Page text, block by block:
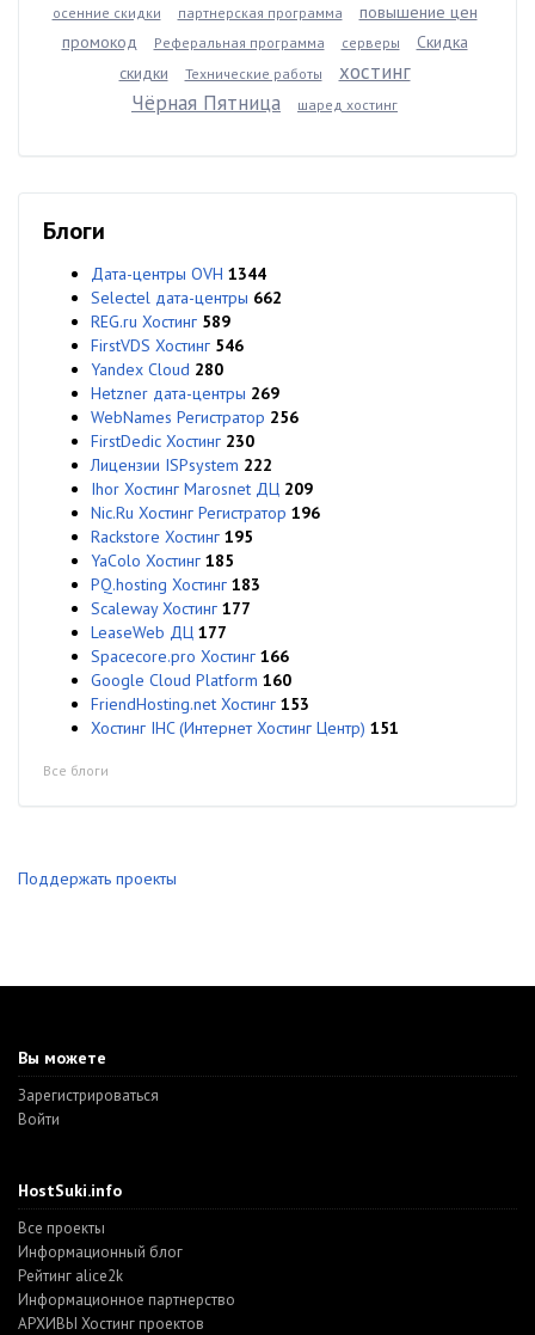
осенние скидки партнерская программа
повышение цен
промокод
Реферальная программа серверы
Скидка
скидки
Технические работы
хостинг
Чёрная Пятница
шаред хостинг
Блоги
Дата-центры OVH 1344
Selectel дата-центры 662
REG.ru Хостинг 589
FirstVDS Хостинг 546
Yandex Cloud 280
Hetzner дата-центры 269
WebNames Регистратор 256
FirstDedic Хостинг 230
Лицензии ISPsystem 222
Ihor Хостинг Marosnet ДЦ 209
Nic.Ru Хостинг Регистратор 196
Rackstore Хостинг 195
YaColo Хостинг 185
PQ.hosting Хостинг 183
Scaleway Хостинг 177
LeaseWeb ДЦ 177
Spacecore.pro Хостинг 166
Google Cloud Platform 160
FriendHosting.net Хостинг 153
Хостинг IHC (Интернет Хостинг Центр) 151
Все блоги
Поддержать проекты
Вы можете
Зарегистрироваться
Войти
HostSuki.info
Все проекты
Информационный блог
Рейтинг alice2k
Информационное партнерство
АРХИВЫ Хостинг проектов